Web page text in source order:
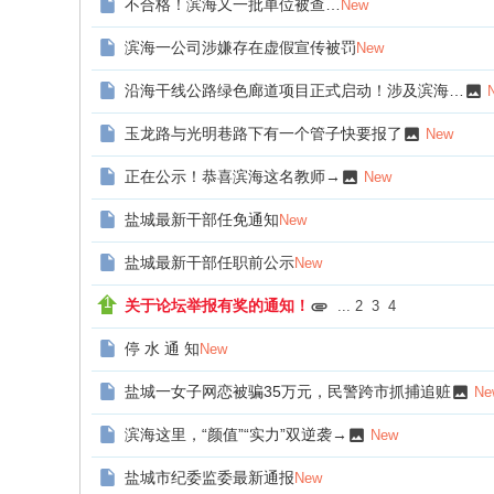
海
不合格！滨海又一批单位被查… New
滨海一公司涉嫌存在虚假宣传被罚 New
沿海干线公路绿色廊道项目正式启动！涉及滨海…
玉龙路与光明巷路下有一个管子快要报了 New
正在公示！恭喜滨海这名教师→ New
盐城最新干部任免通知 New
盐城最新干部任职前公示New
关于论坛举报有奖的通知！ ... 2 3 4
停 水 通 知 New
盐城一女子网恋被骗35万元，民警跨市抓捕追赃
滨海这里，“颜值”“实力”双逆袭→ New
盐城市纪委监委最新通报 New